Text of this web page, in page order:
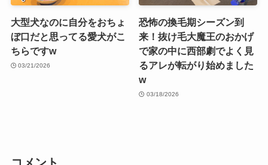
大型犬なのに自分をおちょ
ぼ口だと思ってる愛犬がこ
ちらですw
03/21/2026
恐怖の換毛期シーズン到
来！抜け毛大魔王のおかげ
で家の中に西部劇でよく見
るアレが転がり始めました
w
03/18/2026